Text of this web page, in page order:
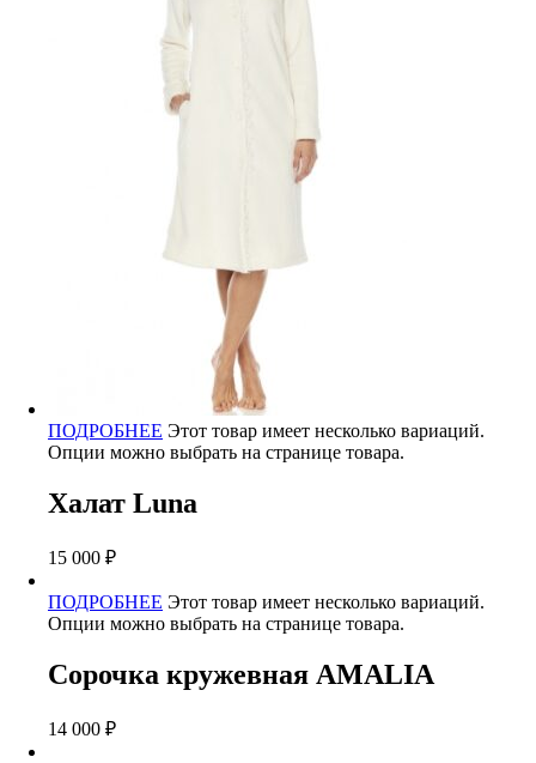
ПОДРОБНЕЕ Этот товар имеет несколько вариаций.
Опции можно выбрать на странице товара.
Халат Luna
15 000 ₽
ПОДРОБНЕЕ Этот товар имеет несколько вариаций.
Опции можно выбрать на странице товара.
Сорочка кружевная AMALIA
14 000 ₽